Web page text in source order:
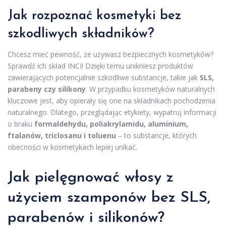
Jak rozpoznać kosmetyki bez
szkodliwych składników?
Chcesz mieć pewność, że używasz bezpiecznych kosmetyków?
Sprawdź ich skład INCI! Dzięki temu unikniesz produktów
zawierających potencjalnie szkodliwe substancje, takie jak SLS,
parabeny czy silikony. W przypadku kosmetyków naturalnych
kluczowe jest, aby opierały się one na składnikach pochodzenia
naturalnego. Dlatego, przeglądając etykiety, wypatruj informacji
o braku formaldehydu, poliakrylamidu, aluminium,
ftalanów, triclosanu i toluenu – to substancje, których
obecności w kosmetykach lepiej unikać.
Jak pielęgnować włosy z
użyciem szamponów bez SLS,
parabenów i silikonów?